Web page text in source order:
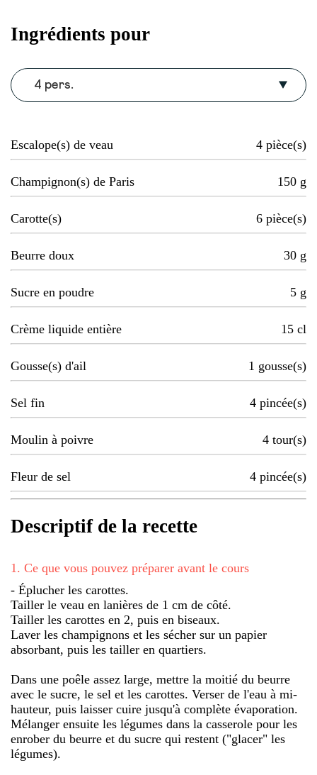
Ingrédients pour
4 pers.
Escalope(s) de veau 4 pièce(s)
Champignon(s) de Paris 150 g
Carotte(s) 6 pièce(s)
Beurre doux 30 g
Sucre en poudre 5 g
Crème liquide entière 15 cl
Gousse(s) d'ail 1 gousse(s)
Sel fin 4 pincée(s)
Moulin à poivre 4 tour(s)
Fleur de sel 4 pincée(s)
Descriptif de la recette
1 . Ce que vous pouvez préparer avant le cours
- Éplucher les carottes.
Tailler le veau en lanières de 1 cm de côté.
Tailler les carottes en 2, puis en biseaux.
Laver les champignons et les sécher sur un papier
absorbant, puis les tailler en quartiers.
Dans une poêle assez large, mettre la moitié du beurre
avec le sucre, le sel et les carottes. Verser de l'eau à mi-
hauteur, puis laisser cuire jusqu'à complète évaporation.
Mélanger ensuite les légumes dans la casserole pour les
enrober du beurre et du sucre qui restent ("glacer" les
légumes).